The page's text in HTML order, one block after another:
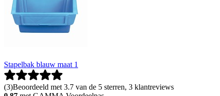
Stapelbak blauw maat 1
(3)Beoordeeld met 3.7 van de 5 sterren, 3 klantreviews